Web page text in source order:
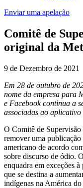
Enviar uma apelação
Comitê de
original da
9 de Dezembro de 2021
Em 28 de outubro de
nome da empresa para
e Facebook continua a
associadas ao aplicativo
O Comitê de
remover uma
americano de acordo
sobre discurso de ódio.
enquadra em exceções
que se destina a
indígenas na América